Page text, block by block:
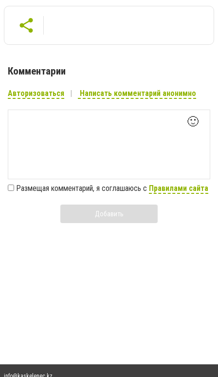
Комментарии
Авторизоваться Написать комментарий анонимно
🙂
Размещая комментарий, я соглашаюсь с Правилами сайта
Добавить